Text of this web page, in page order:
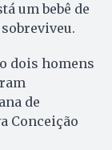
um bebê de
dois homens
de
Conceição